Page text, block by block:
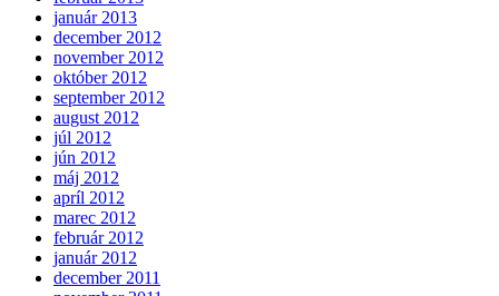
január 2013
december 2012
november 2012
október 2012
september 2012
august 2012
júl 2012
jún 2012
máj 2012
apríl 2012
marec 2012
február 2012
január 2012
december 2011